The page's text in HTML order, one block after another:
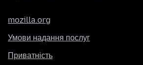
mozilla.org
Умови надання послуг
Приватність